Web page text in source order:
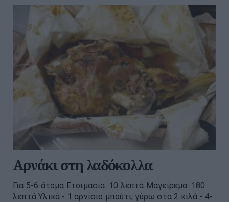
Αρνάκι στη λαδόκολλα
Για 5-6 άτομα Ετοιμασία: 10 λεπτά Μαγείρεμα: 180
λεπτά Υλικά - 1 αρνίσιο μπούτι, γύρω στα 2 κιλά - 4-